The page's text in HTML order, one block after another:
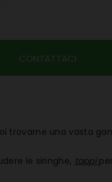
CONTATTACI
trovarne una vasta
le siringhe, tappi